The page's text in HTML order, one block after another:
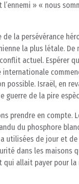
» « nous
la persévérance
la plus létale.
actuel. Espérer
Israël, en
guerre de la pire
prendre en compte.
du phosphore
a utilisées de jour et
dans les maisons
allait payer pour